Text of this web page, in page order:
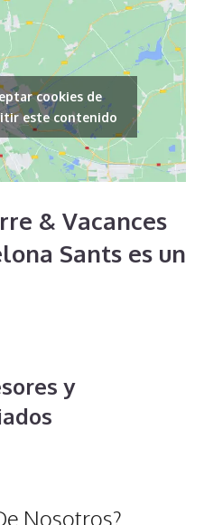
cookies de
este contenido
& Vacances
Sants es un
y
Nosotros?